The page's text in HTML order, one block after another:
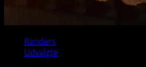
Randers
Udvalgte